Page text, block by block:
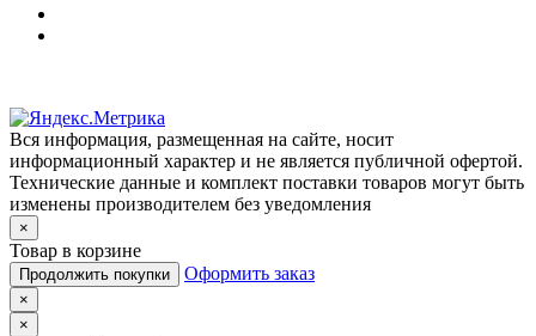
Вся информация, размещенная на сайте, носит
информационный характер и не является публичной офертой.
Технические данные и комплект поставки товаров могут быть
изменены производителем без уведомления
×
Товар в корзине
Продолжить покупки Оформить заказ
×
×